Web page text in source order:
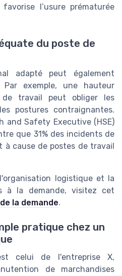
l’usure prématurée
du poste de
adapté peut également
Par exemple, une hauteur
de travail peut obliger les
postures contraignantes.
and Safety Executive (HSE)
que 31% des incidents de
cause de postes de travail
logistique et la
à la demande, visitez cet
la demande.
pratique chez un
celui de l'entreprise X,
de marchandises